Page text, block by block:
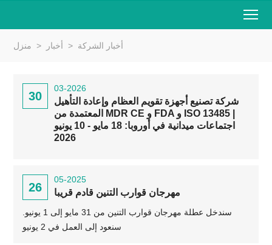
منزل > أخبار > أخبار الشركة
30
03-2026
شركة تصنيع أجهزة تقويم العظام وإعادة التأهيل
المعتمدة من MDR CE و FDA و ISO 13485 |
اجتماعات ميدانية في أوروبا: 18 مايو - 10 يونيو
2026
26
05-2025
مهرجان قوارب التنين قادم قريبا
سندخل عطلة مهرجان قوارب التنين من 31 مايو إلى 1 يونيو.
سنعود إلى العمل في 2 يونيو